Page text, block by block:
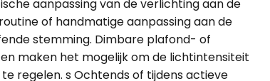
aanpassing van de verlichting aan de
of handmatige aanpassing aan de
stemming. Dimbare plafond- of
maken het mogelijk om de lichtintensiteit
regelen. s Ochtends of tijdens actieve